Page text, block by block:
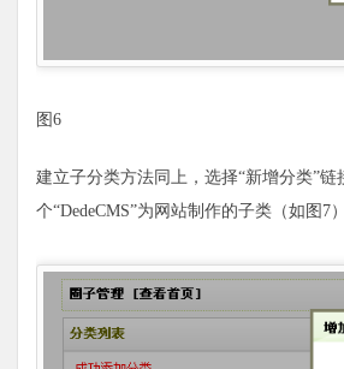
图6
建立子分类方法同上，选择“新增分类”
个“DedeCMS”为网站制作的子类（如图7